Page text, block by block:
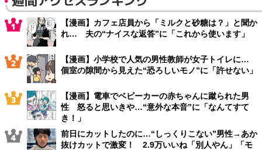
【漫画】カフェ店員から「ミルクと砂糖は？」と聞か
れ… 夫の“ナイスな返答”に「これから使います」
【漫画】小学校で人気の男性教師が女子トイレに…
個室の隙間から見えた“恐ろしいモノ”に「許せない」
【漫画】電車でベビーカーの赤ちゃんに蹴られた男
性 怒ると思いきや…“意外な本音”に「なんてすて
き！」
前日にカットしたのに…“しっくりこない”男性→あか
抜けカットで激変！ 2.9万いいね「別人やん」「モ